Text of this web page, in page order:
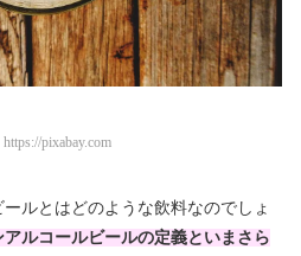
https://pixabay.com
ルとはどのような飲料なのでしょ
アルコールビールの定義といまさら